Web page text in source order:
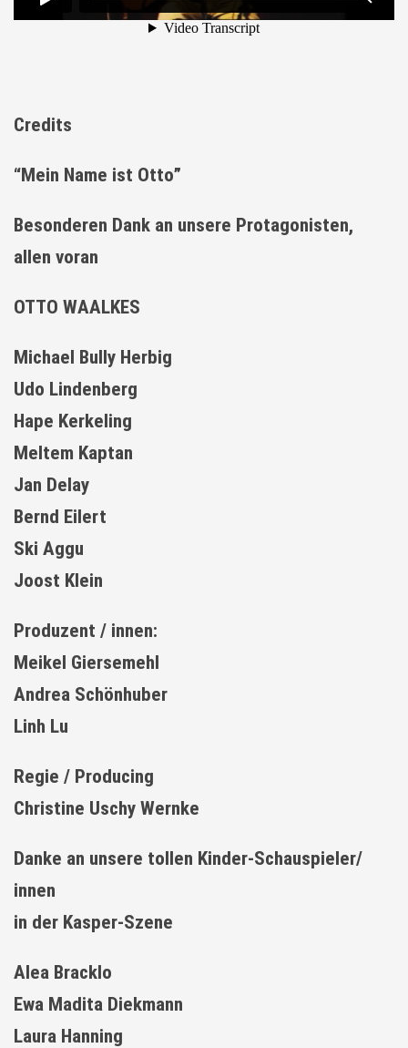
Credits
“Mein Name ist Otto”
Besonderen Dank an unsere Protagonisten,
allen voran
OTTO WAALKES
Michael Bully Herbig
Udo Lindenberg
Hape Kerkeling
Meltem Kaptan
Jan Delay
Bernd Eilert
Ski Aggu
Joost Klein
Produzent / innen:
Meikel Giersemehl
Andrea Schönhuber
Linh Lu
Regie / Producing
Christine Uschy Wernke
Danke an unsere tollen Kinder-Schauspieler/
innen
in der Kasper-Szene
Alea Bracklo
Ewa Madita Diekmann
Laura Hanning